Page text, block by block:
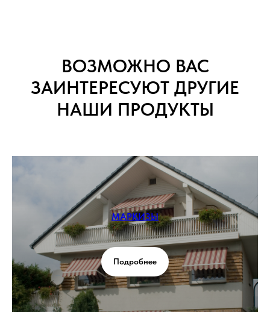
ВОЗМОЖНО ВАС
ЗАИНТЕРЕСУЮТ ДРУГИЕ
НАШИ ПРОДУКТЫ
МАРКИЗЫ
Подробнее